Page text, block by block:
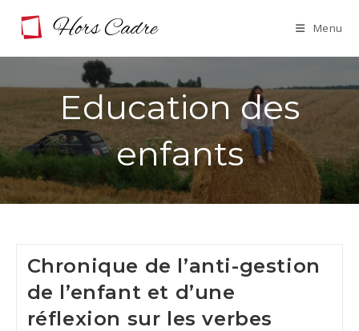
Menu
Education des
enfants
Chronique de l’anti-gestion
de l’enfant et d’une
réflexion sur les verbes